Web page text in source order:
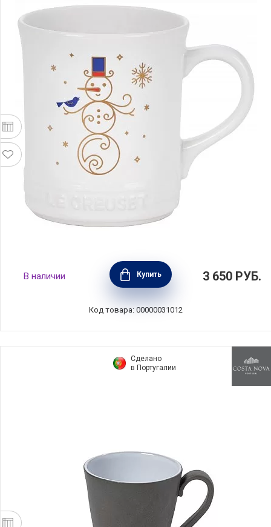
Кружка Seattle "Снеговик" 400 мл, цвет
белый, керамика, Le Creuset, Франция,
80317400101430
В наличии Купить 3 650 РУБ.
Код товара: 00000031012
Сделано
в Португалии